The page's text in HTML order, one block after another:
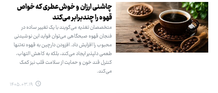
چاشنی ارزان و خوش‌عطری که خواص
قهوه را چندبرابر می‌کند
متخصصان تغذیه می‌گویند با یک تغییر ساده در
فنجان قهوه صبحگاهی می‌توان فواید این نوشیدنی
محبوب را افزایش داد. افزودن دارچین به قهوه نه‌تنها
طعمی دلپذیر ایجاد می‌کند، بلکه به کاهش التهاب،
کنترل قند خون و حمایت از سلامت قلب نیز کمک
می‌کند.
۱۴۰۵.۰۳.۱۹